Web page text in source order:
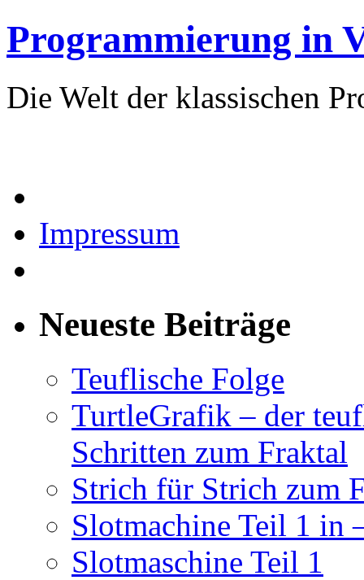
Programmierung in
Die Welt der klassischen
Impressum
Neueste Beiträge
Teuflische Folge
TurtleGrafik – der
Schritten zum Fraktal
Strich für Strich zum
Slotmachine Teil 1 in
Slotmaschine Teil 1